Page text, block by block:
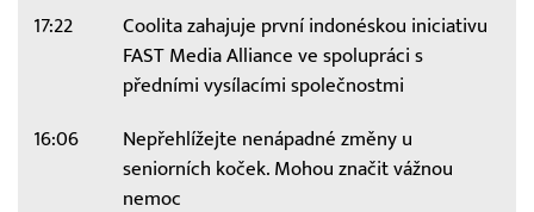
17:22
Coolita zahajuje první indonéskou iniciativu
FAST Media Alliance ve spolupráci s
předními vysílacími společnostmi
16:06
Nepřehlížejte nenápadné změny u
seniorních koček. Mohou značit vážnou
nemoc